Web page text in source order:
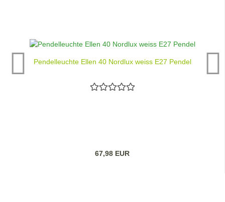
Pendelleuchte Ellen 40 Nordlux weiss E27 Pendel
67,98 EUR